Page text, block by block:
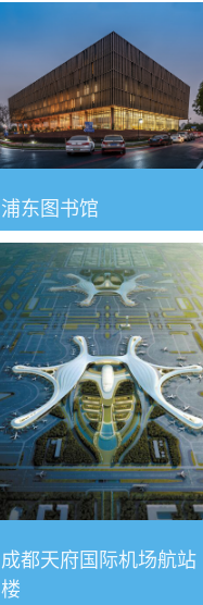
浦东图书馆
成都天府国际机场航站
楼